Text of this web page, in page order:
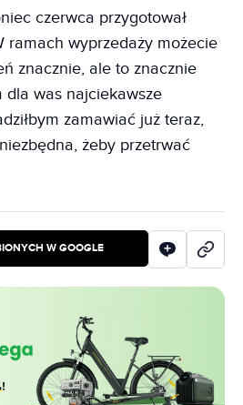
czerwca przygotował
ramach wyprzedaży możecie
znacznie, ale to znacznie
dla was najciekawsze
zamawiać już teraz,
żeby przetrwać
W GOOGLE